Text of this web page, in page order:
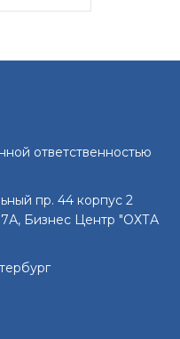
ответственностью
пр. 44 корпус 2
Бизнес Центр "ОХТА